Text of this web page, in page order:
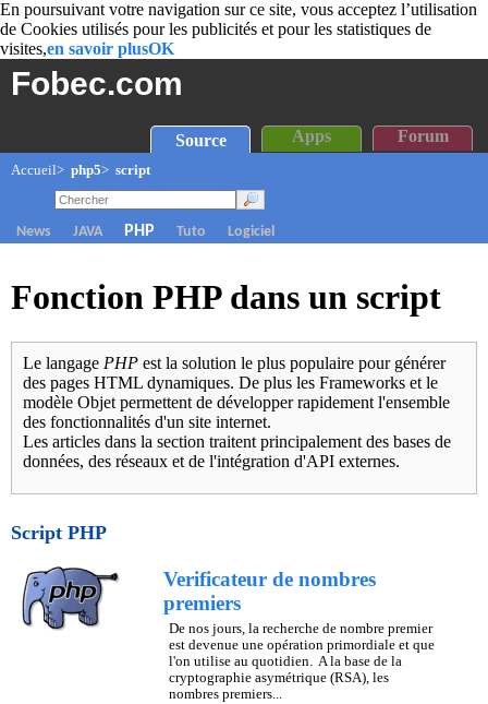
En poursuivant votre navigation sur ce site, vous acceptez l’utilisation
de Cookies utilisés pour les publicités et pour les statistiques de
visites,en savoir plusOK
Fobec.com
Source Apps Forum
Accueil> php5> script
News JAVA PHP Tuto Logiciel
Fonction PHP dans un script
Le langage PHP est la solution le plus populaire pour générer
des pages HTML dynamiques. De plus les Frameworks et le
modèle Objet permettent de développer rapidement l'ensemble
des fonctionnalités d'un site internet.
Les articles dans la section traitent principalement des bases de
données, des réseaux et de l'intégration d'API externes.
Script PHP
Verificateur de nombres
premiers
De nos jours, la recherche de nombre premier
est devenue une opération primordiale et que
l'on utilise au quotidien. A la base de la
cryptographie asymétrique (RSA), les
nombres premiers...